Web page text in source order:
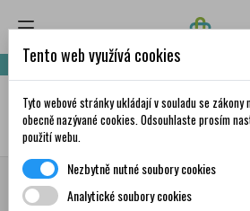
Nakupte za 999,- Kč a získáte
Domů Doplňky stravy a vitamíny Vitamíny a
Vitamíny skupiny B
NATURVITA Kyselina listová
Tento web využívá cookies
Tyto webové stránky ukládají v souladu se zákony
obecně nazývané cookies. Odsouhlaste prosím
použití webu.
Nezbytně nutné soubory cookies
Analytické soubory cookies